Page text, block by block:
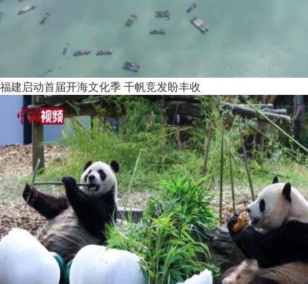
福建启动首届开海文化季 千帆竞发盼丰收